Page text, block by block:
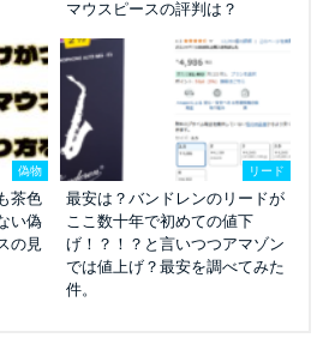
マウスピースの評判は？
偽物
茶色
い偽
の見
リード
最安は？バンドレンのリードが
ここ数十年で初めての値下
げ！？！？と言いつつアマゾン
では値上げ？最安を調べてみた
件。